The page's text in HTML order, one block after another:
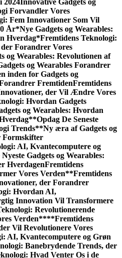
2024Innovative Gadgets og
Forvandler Vores
Fem Innovationer Som Vil
År*Nye Gadgets og Wearables:
Hverdag*Fremtidens Teknologi:
Forandrer Vores
og Wearables: Revolutionen af
og Wearables Forandrer
inden for Gadgets og
FremtidenFremtidens
der Vil Ændre Vores
Hvordan Gadgets
og Wearables: Hvordan
**Opdag De Seneste
Trends**Ny æra af Gadgets og
Formskifter
AI, Kvantecomputere og
Nyeste Gadgets og Wearables:
HverdagenFremtidens
Vores Verden**Fremtidens
der Forandrer
Hvordan AI,
Innovation Vil Transformere
Revolutionerende
Verden****Fremtidens
Vil Revolutionere Vores
AI, Kvantecomputere og Grøn
Banebrydende Trends, der
Hvad Venter Os i de